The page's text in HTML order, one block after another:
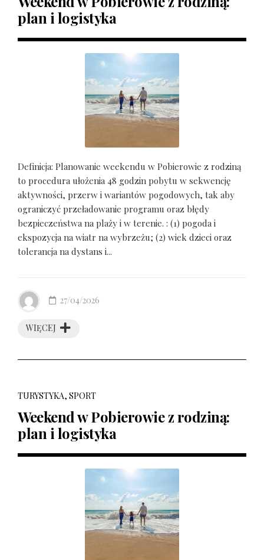
plan i logistyka
Definicja: Planowanie weekendu w Pobierowie z rodziną
to procedura ułożenia 48 godzin pobytu w sekwencję
aktywności, przerw i wariantów pogodowych, tak aby
ograniczyć przeładowanie programu oraz błędy
bezpieczeństwa na plaży i w terenie. : (1) pogoda i
ekspozycja na wiatr na wybrzeżu; (2) wiek dzieci oraz
tolerancja na dystans i...
WIĘCEJ
27/04/2026
TURYSTYKA, SPORT
Weekend w Pobierowie z rodziną:
plan i logistyka